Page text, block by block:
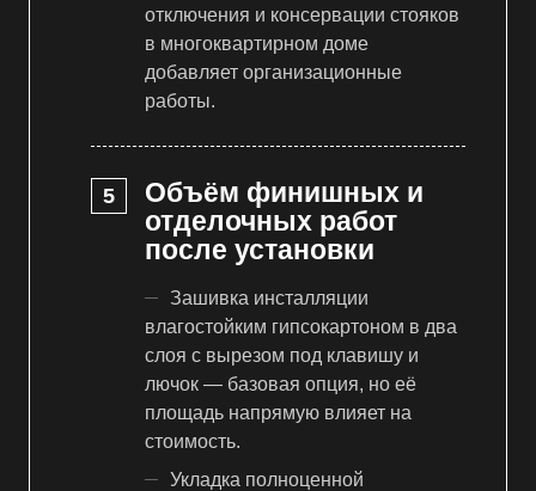
отключения и консервации стояков
в многоквартирном доме
добавляет организационные
работы.
Объём финишных и
отделочных работ
после установки
Зашивка инсталляции
влагостойким гипсокартоном в два
слоя с вырезом под клавишу и
лючок — базовая опция, но её
площадь напрямую влияет на
стоимость.
Укладка полноценной